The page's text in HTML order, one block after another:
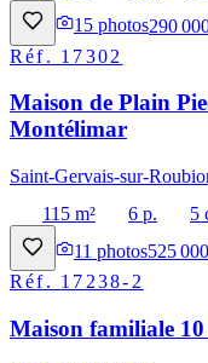
15 photos290
Réf. 17302
Maison de Plain
Montélimar
Saint-Gervais-sur-
115 m²
6 p. 5
11 photos525
Réf. 17238-2
Maison familiale